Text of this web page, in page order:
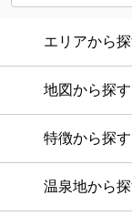
エリアから
地図から探す
特徴から探す
温泉地から